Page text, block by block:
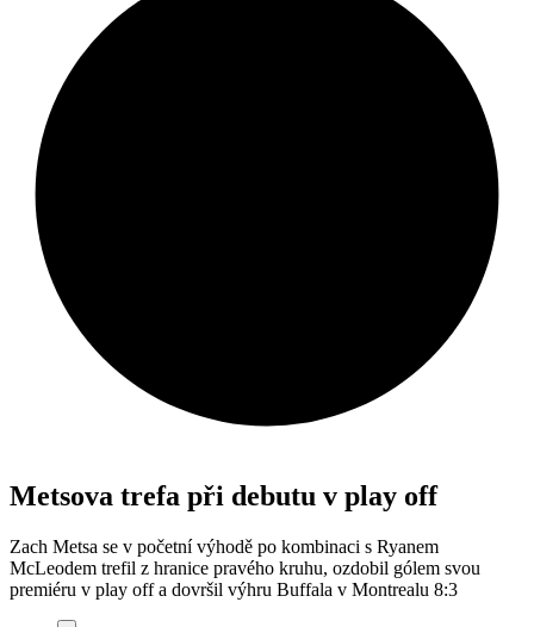
Metsova trefa při debutu v play off
Zach Metsa se v početní výhodě po kombinaci s Ryanem
McLeodem trefil z hranice pravého kruhu, ozdobil gólem svou
premiéru v play off a dovršil výhru Buffala v Montrealu 8:3